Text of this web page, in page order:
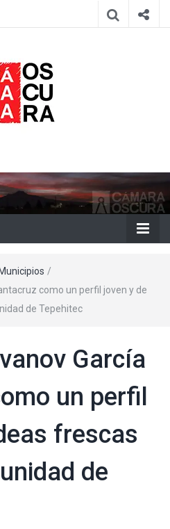
Cámara
Oscura
Municipios /
como un perfil joven y de
de Tepehitec
García
un perfil
frescas
de